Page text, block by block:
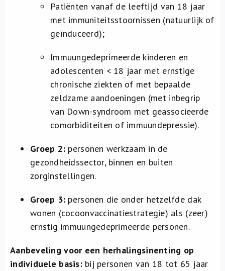
Patiënten vanaf de leeftijd van 18 jaar
met immuniteitsstoornissen (natuurlijk of
geïnduceerd);
Immuungedeprimeerde kinderen en
adolescenten < 18 jaar met ernstige
chronische ziekten of met bepaalde
zeldzame aandoeningen (met inbegrip
van Down-syndroom met geassocieerde
comorbiditeiten of immuundepressie).
Groep 2: personen werkzaam in de
gezondheidssector, binnen en buiten
zorginstellingen.
Groep 3: personen die onder hetzelfde dak
wonen (cocoonvaccinatiestrategie) als (zeer)
ernstig immuungedeprimeerde personen.
Aanbeveling voor een herhalingsinenting op
individuele basis:bij personen van 18 tot 65 jaar